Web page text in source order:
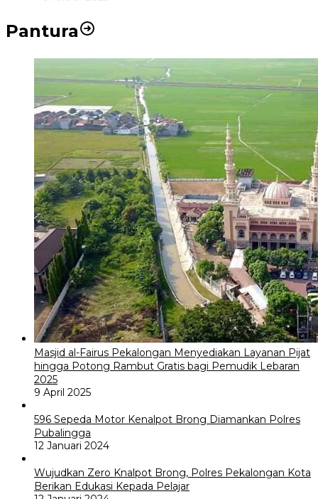
Pantura
Masjid al-Fairus Pekalongan Menyediakan Layanan Pijat
hingga Potong Rambut Gratis bagi Pemudik Lebaran
2025
9 April 2025
596 Sepeda Motor Kenalpot Brong Diamankan Polres
Pubalingga
12 Januari 2024
Wujudkan Zero Knalpot Brong, Polres Pekalongan Kota
Berikan Edukasi Kepada Pelajar